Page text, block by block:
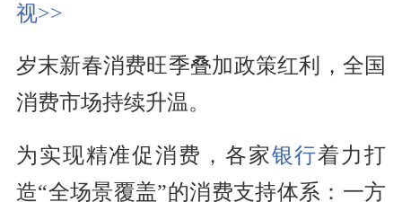
视>>
岁末新春消费旺季叠加政策红利，全国
消费市场持续升温。
为实现精准促消费，各家银行着力打
造“全场景覆盖”的消费支持体系：一方